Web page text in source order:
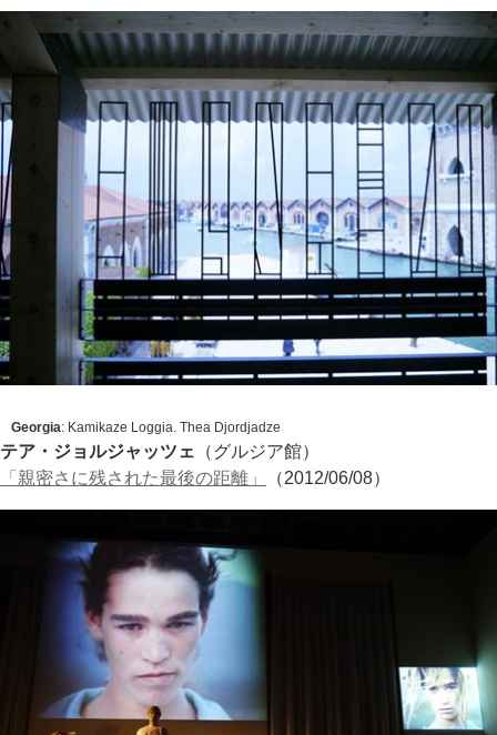
Georgia: Kamikaze Loggia . Thea Djordjadze
テア・ジョルジャッツェ （グルジア館）
「親密さに残された最後の距離」
（2012/06/08）